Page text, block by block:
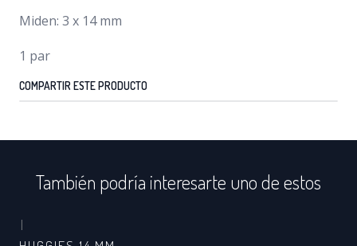
Miden: 3 x 14 mm
1 par
COMPARTIR ESTE PRODUCTO
También podría interesarte uno de estos
|